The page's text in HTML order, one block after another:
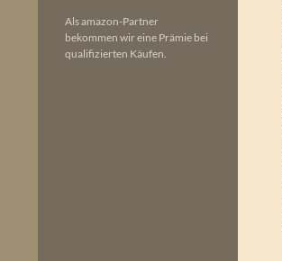
Als amazon-Partner
bekommen wir eine Prämie bei
qualifizierten Käufen.